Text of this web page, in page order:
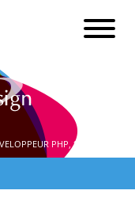
PHP, SEO